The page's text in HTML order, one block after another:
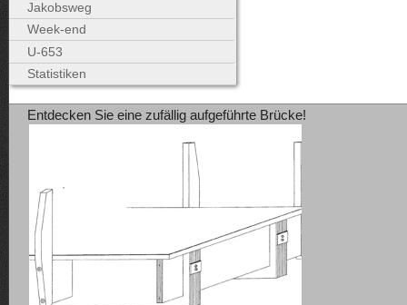
Jakobsweg
Week-end
U-653
Statistiken
Entdecken Sie eine zufällig aufgeführte Brücke!